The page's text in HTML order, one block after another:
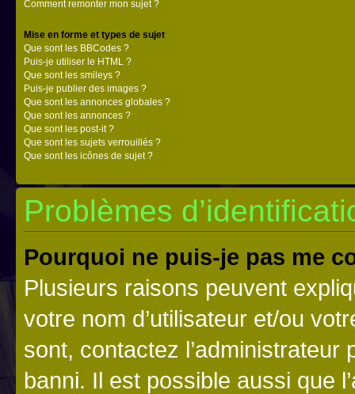
Comment remonter mon sujet ?
Mise en forme et types de sujet
Que sont les BBCodes ?
Puis-je utiliser le HTML ?
Que sont les smileys ?
Puis-je publier des images ?
Que sont les annonces globales ?
Que sont les annonces ?
Que sont les post-it ?
Que sont les sujets verrouillés ?
Que sont les icônes de sujet ?
Problèmes
Pourquoi ne puis-je pas me
Plusieurs raisons peuvent
votre nom d’utilisateur et/ou
sont, contactez l’administrateur
banni. Il est possible aussi que